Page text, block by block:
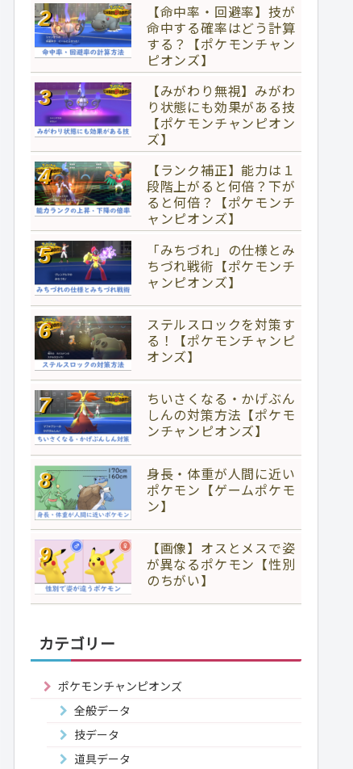
【命中率・回避率】技が
命中する確率はどう計算
する？【ポケモンチャン
ピオンズ】
【みがわり無視】みがわ
り状態にも効果がある技
【ポケモンチャンピオン
ズ】
【ランク補正】能力は１
段階上がると何倍？下が
ると何倍？【ポケモンチ
ャンピオンズ】
「みちづれ」の仕様とみ
ちづれ戦術【ポケモンチ
ャンピオンズ】
ステルスロックを対策す
る！【ポケモンチャンピ
オンズ】
ちいさくなる・かげぶん
しんの対策方法【ポケモ
ンチャンピオンズ】
身長・体重が人間に近い
ポケモン【ゲームポケモ
ン】
【画像】オスとメスで姿
が異なるポケモン【性別
のちがい】
カテゴリー
ポケモンチャンピオンズ
全般データ
技データ
道具データ